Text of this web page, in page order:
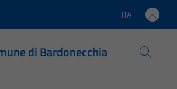
Lingua attiva:
ITA
di Bardonecchia